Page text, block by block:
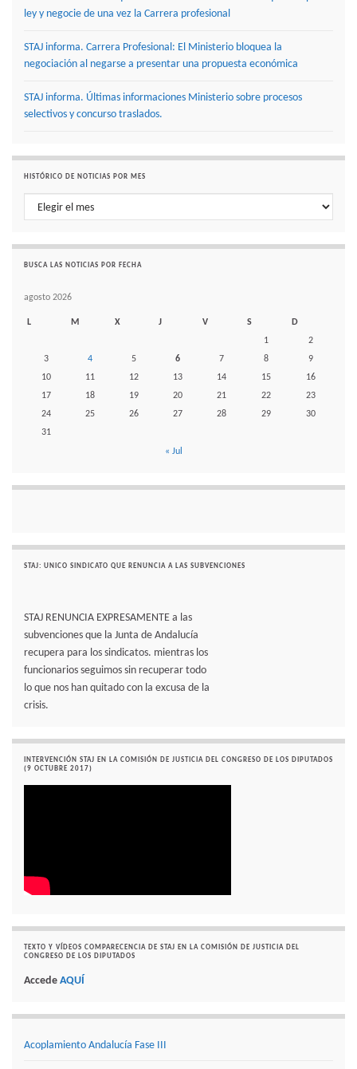
ley y negocie de una vez la Carrera profesional
STAJ informa. Carrera Profesional: El Ministerio bloquea la
negociación al negarse a presentar una propuesta económica
STAJ informa. Últimas informaciones Ministerio sobre procesos
selectivos y concurso traslados.
HISTÓRICO DE NOTICIAS POR MES
Histórico de noticias por mes
BUSCA LAS NOTICIAS POR FECHA
agosto 2026
L M X J V S
D
1
2
3
4 5 6 7 8
9
10
11 12 13 14 15
16
17
18 19 20 21 22
23
24
25 26 27 28 29
30
31
« Jul
STAJ: UNICO SINDICATO QUE RENUNCIA A LAS SUBVENCIONES
STAJ RENUNCIA EXPRESAMENTE a las
subvenciones que la Junta de Andalucía
recupera para los sindicatos. mientras los
funcionarios seguimos sin recuperar todo
lo que nos han quitado con la excusa de la
crisis.
INTERVENCIÓN STAJ EN LA COMISIÓN DE JUSTICIA DEL CONGRESO DE LOS DIPUTADOS
(9 OCTUBRE 2017)
TEXTO Y VÍDEOS COMPARECENCIA DE STAJ EN LA COMISIÓN DE JUSTICIA DEL
CONGRESO DE LOS DIPUTADOS
Accede AQUÍ
Acoplamiento Andalucía Fase III